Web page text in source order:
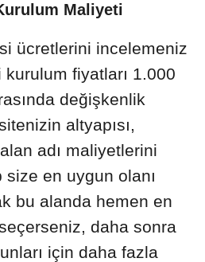
Maliyeti
ücretlerini incelemeniz
fiyatları 1.000
değişkenlik
altyapısı,
adı maliyetlerini
en uygun olanı
bu alanda hemen en
daha sonra
için daha fazla